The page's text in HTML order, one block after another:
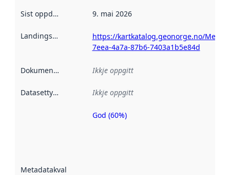
Sist oppdatert 9. mai 2026
Landingsside
https://kartkatalog.geonorge.no/
7eea-4a7a-87b6-7403a1b5e84d
Dokumentasjon Ikkje oppgitt
Datasettype Ikkje oppgitt
Metadatakvalitet
Metadatakvalitet
God (60%)